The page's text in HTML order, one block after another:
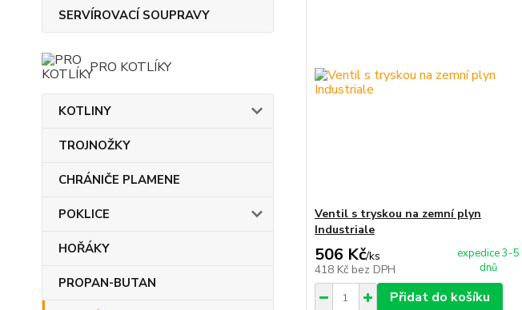
SERVÍROVACÍ SOUPRAVY
PRO KOTLÍKY
KOTLINY
TROJNOŽKY
CHRÁNIČE PLAMENE
POKLICE
HOŘÁKY
PROPAN-BUTAN
Ventil s tryskou na zemní plyn
Industriale
506 Kč/ks
418 Kč bez DPH
expedice 3-5
dnů
Přidat do košíku